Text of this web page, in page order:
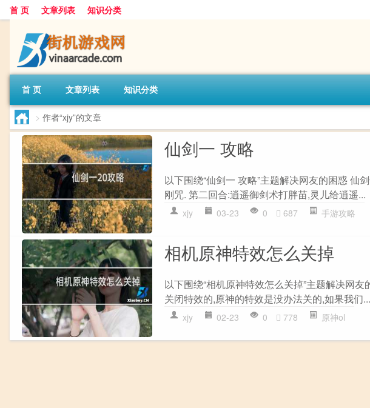
首 页 文章列表 知识分类
首 页 文章列表 知识分类
> 作者“xjy”的文章
仙剑一 攻略
以下围绕“仙剑一 攻略”主题解决网友的困惑 仙
刚咒. 第二回合:逍遥御剑术打胖苗,灵儿给逍遥...
xjy 03-23 0 687 手游攻略
相机原神特效怎么关掉
以下围绕“相机原神特效怎么关掉”主题解决网
关闭特效的,原神的特效是没办法关的,如果我们...
xjy 02-23 0 778 原神ol